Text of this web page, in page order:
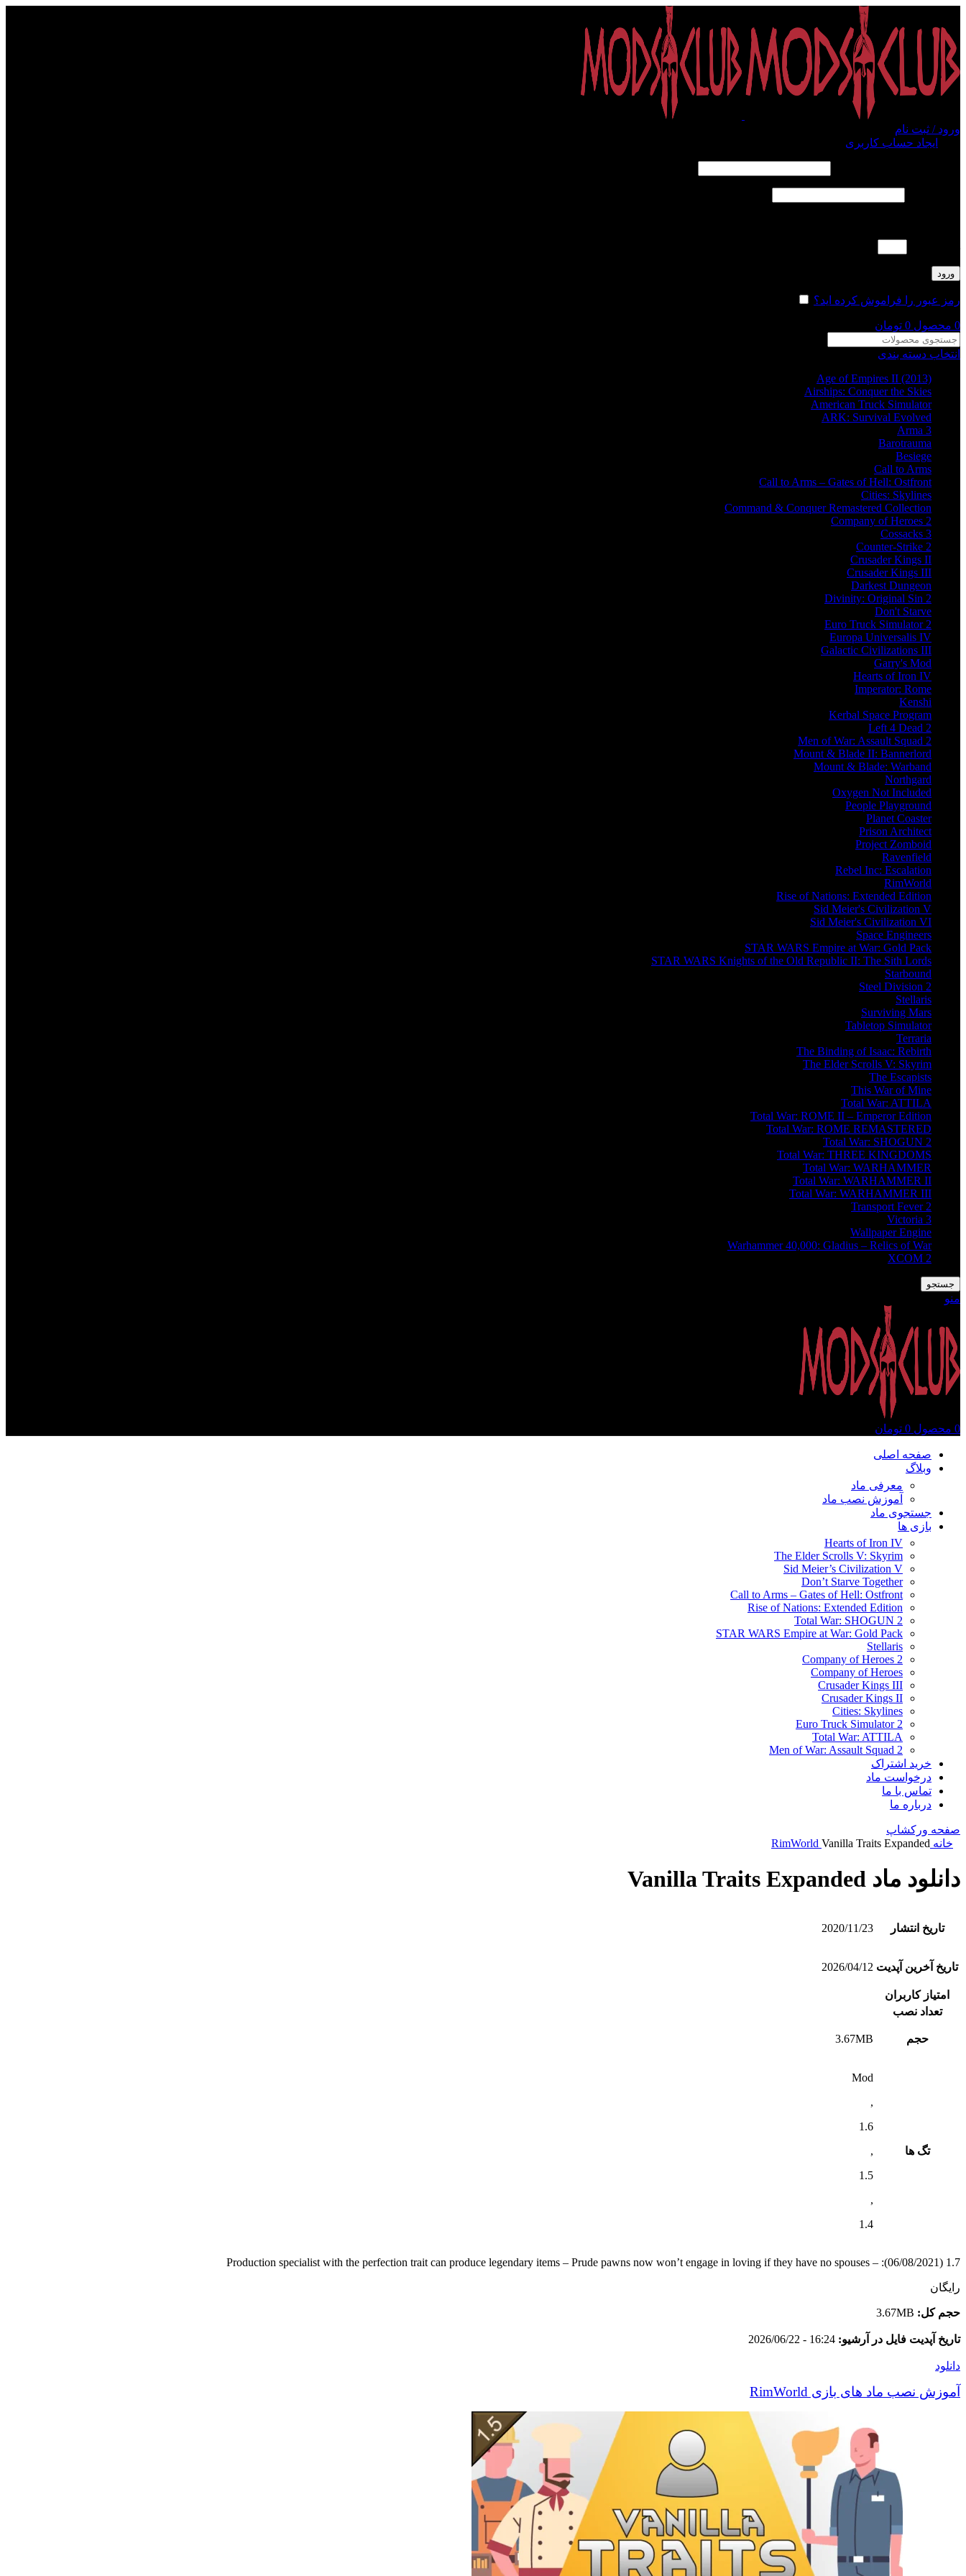
ورود / ثبت نام
ایجاد حساب کاربری
ورود
رمز عبور را فراموش کرده اید؟
0 محصول 0 تومان
انتخاب دسته بندی
Age of Empires II (2013)
Airships: Conquer the Skies
American Truck Simulator
ARK: Survival Evolved
Arma 3
Barotrauma
Besiege
Call to Arms
Call to Arms – Gates of Hell: Ostfront
Cities: Skylines
Command & Conquer Remastered Collection
Company of Heroes 2
Cossacks 3
Counter-Strike 2
Crusader Kings II
Crusader Kings III
Darkest Dungeon
Divinity: Original Sin 2
Don't Starve
Euro Truck Simulator 2
Europa Universalis IV
Galactic Civilizations III
Garry's Mod
Hearts of Iron IV
Imperator: Rome
Kenshi
Kerbal Space Program
Left 4 Dead 2
Men of War: Assault Squad 2
Mount & Blade II: Bannerlord
Mount & Blade: Warband
Northgard
Oxygen Not Included
People Playground
Planet Coaster
Prison Architect
Project Zomboid
Ravenfield
Rebel Inc: Escalation
RimWorld
Rise of Nations: Extended Edition
Sid Meier's Civilization V
Sid Meier's Civilization VI
Space Engineers
STAR WARS Empire at War: Gold Pack
STAR WARS Knights of the Old Republic II: The Sith Lords
Starbound
Steel Division 2
Stellaris
Surviving Mars
Tabletop Simulator
Terraria
The Binding of Isaac: Rebirth
The Elder Scrolls V: Skyrim
The Escapists
This War of Mine
Total War: ATTILA
Total War: ROME II – Emperor Edition
Total War: ROME REMASTERED
Total War: SHOGUN 2
Total War: THREE KINGDOMS
Total War: WARHAMMER
Total War: WARHAMMER II
Total War: WARHAMMER III
Transport Fever 2
Victoria 3
Wallpaper Engine
Warhammer 40,000: Gladius – Relics of War
XCOM 2
جستجو
منو
0 محصول 0 تومان
صفحه اصلی
وبلاگ
معرفی ماد
آموزش نصب ماد
جستجوی ماد
بازی ها
Hearts of Iron IV
The Elder Scrolls V: Skyrim
Sid Meier’s Civilization V
Don’t Starve Together
Call to Arms – Gates of Hell: Ostfront
Rise of Nations: Extended Edition
Total War: SHOGUN 2
STAR WARS Empire at War: Gold Pack
Stellaris
Company of Heroes 2
Company of Heroes
Crusader Kings III
Crusader Kings II
Cities: Skylines
Euro Truck Simulator 2
Total War: ATTILA
Men of War: Assault Squad 2
خرید اشتراک
درخواست ماد
تماس با ما
درباره ما
صفحه ورکشاپ
خانه
RimWorld Vanilla Traits Expanded
دانلود ماد Vanilla Traits Expanded
تاریخ انتشار 2020/11/23
تاریخ آخرین آپدیت 2026/04/12
امتیاز کاربران
تعداد نصب
حجم 3.67MB
تگ ها
Mod
,
1.6
,
1.5
,
1.4
1.7 (06/08/2021): – Production specialist with the perfection trait can produce legendary items – Prude pawns now won’t engage in loving if they have no spouses
رایگان
حجم کل: 3.67MB
تاریخ آپدیت فایل در آرشیو: 16:24 - 2026/06/22
دانلود
آموزش نصب ماد های بازی RimWorld